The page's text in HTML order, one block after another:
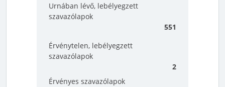
Urnában lévő, lebélyegzett
szavazólapok
551
Érvénytelen, lebélyegzett
szavazólapok
2
Érvényes szavazólapok